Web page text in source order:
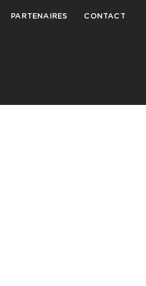
PARTENAIRES CONTACT